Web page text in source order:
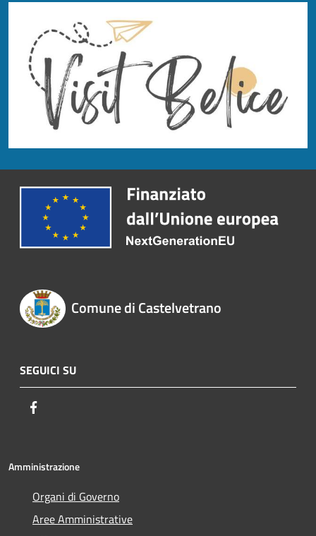
Comune di Castelvetrano
SEGUICI SU
Amministrazione
Organi di Governo
Aree Amministrative